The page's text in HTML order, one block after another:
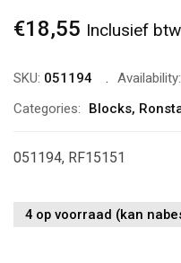
€18,55 Inclusief btw
SKU: 051194 Availability:
Categories:
Blocks,
051194, RF15151
4 op voorraad (kan